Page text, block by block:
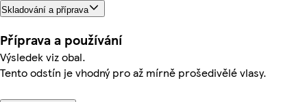
Skladování a příprava
Příprava a používání
Výsledek viz obal.
Tento odstín je vhodný pro až mírně prošedivělé vlasy.